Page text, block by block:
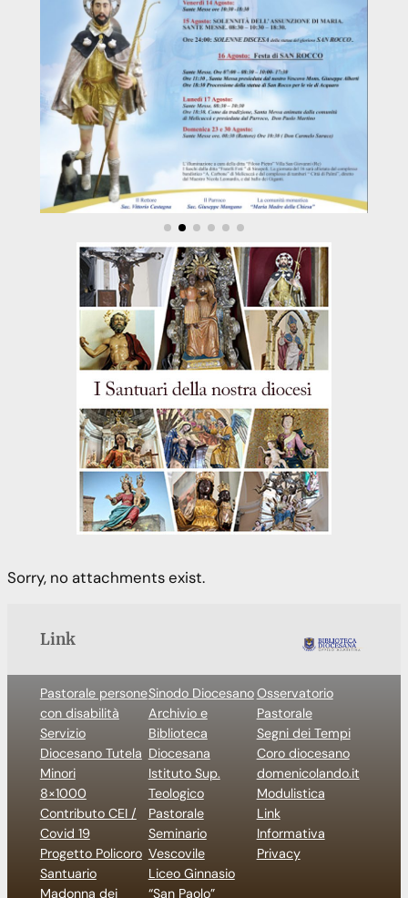
Sorry, no attachments exist.
Link
Pastorale persone
con disabilità
Servizio
Diocesano Tutela
Minori
8×1000
Contributo CEI /
Covid 19
Progetto Policoro
Santuario
Madonna dei
Sinodo Diocesano
Archivio e
Biblioteca
Diocesana
Istituto Sup.
Teologico
Pastorale
Seminario
Vescovile
Liceo Ginnasio
“San Paolo”
Osservatorio
Pastorale
Segni dei Tempi
Coro diocesano
domenicolando.it
Modulistica
Link
Informativa
Privacy